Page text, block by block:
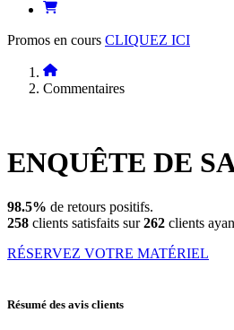
Promos en cours CLIQUEZ ICI
Commentaires
ENQUÊTE DE
98.5% de retours positifs.
258 clients satisfaits sur262 clients
RÉSERVEZ VOTRE MATÉRIEL
Résumé des avis clients